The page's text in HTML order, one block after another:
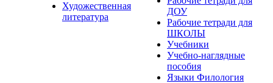
Художественная
литература
ДОУ
Рабочие тетради для
ШКОЛЫ
Учебники
Учебно-наглядные
пособия
Языки Филология